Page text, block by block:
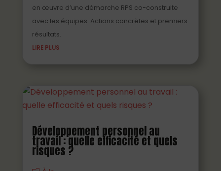
en œuvre d’une démarche RPS co-construite
avec les équipes. Actions concrètes et premiers
résultats.
LIRE PLUS
Développement personnel au
travail : quelle efficacité et quels
risques ?